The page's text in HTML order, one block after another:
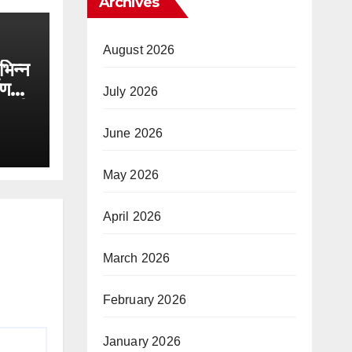
August 2026
July 2026
June 2026
May 2026
April 2026
March 2026
February 2026
January 2026